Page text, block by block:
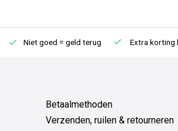
Niet goed = geld terug Extra korting bij
Betaalmethoden
Verzenden, ruilen & retourneren